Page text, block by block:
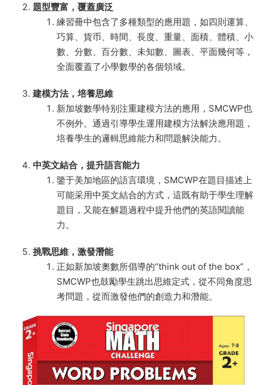
題型豐富，覆蓋廣泛
練習冊中包含了多種類型的應用題，如四則運算、
巧算、貨币、時間、長度、重量、面積、體積、小
數、分數、百分數、未知數、圖表、平面幾何等，
全面覆蓋了小學數學的各個領域。
建模方法，培養思維
新加坡數學特别注重建模方法的應用，SMCWP也
不例外。通過引導學生運用建模方法解決應用題，
培養學生的邏輯思維能力和問題解決能力。
中英文結合，提升語言能力
鑒于美加地區的語言環境，SMCWP在題目描述上
可能采用中英文結合的方式，這既有助于學生理解
題目，又能在解題過程中提升他們的英語閱讀能
力。
挑戰思維，激發潛能
正如新加坡奧數所倡導的“think out of the box”，
SMCWP也鼓勵學生跳出思維定式，從不同角度思
考問題，從而激發他們的創造力和潛能。